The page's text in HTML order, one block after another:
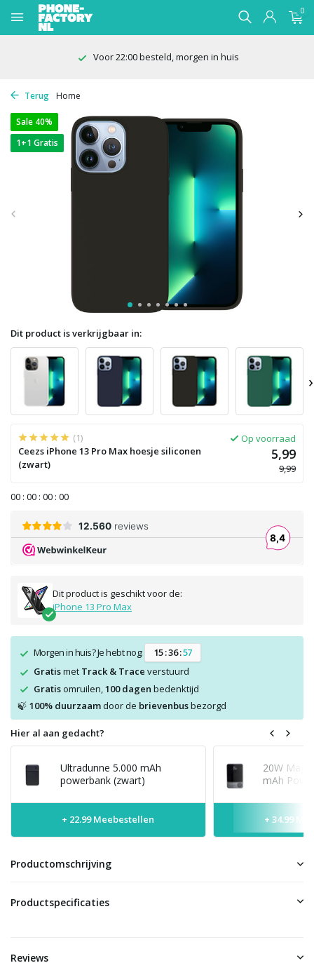
0
100 dagen bedenktijd
Terug Home
Sale 40%
1+1 Gratis
Dit product is verkrijgbaar in:
›
(1)
Ceezs iPhone 13 Pro Max hoesje siliconen
(zwart)
Op voorraad
5,99
9,99
00 : 00 : 00 : 00
Dit product is geschikt voor de:
iPhone 13 Pro Max
Morgen in huis? Je hebt nog: 15:36:56
Gratismet Track & Trace verstuurd
Gratisomruilen, 100 dagen bedenktijd
🍃 100% duurzaamdoor de brievenbusbezorgd
Hier al aan gedacht?
Ultradunne 5.000 mAh
powerbank (zwart)
+ 22.99 Meebestellen
20W
mAh
+ 34.99
Productomschrijving
Productspecificaties
Reviews